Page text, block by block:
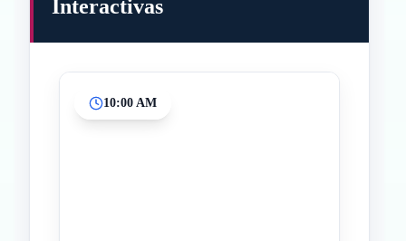
Interactivas
10:00 AM